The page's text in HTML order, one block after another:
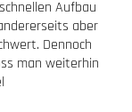
Aufbau
aber
Dennoch
man weiterhin